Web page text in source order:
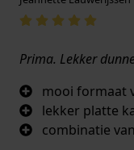
Prima. Lekker
mooi formaat
lekker platte
combinatie